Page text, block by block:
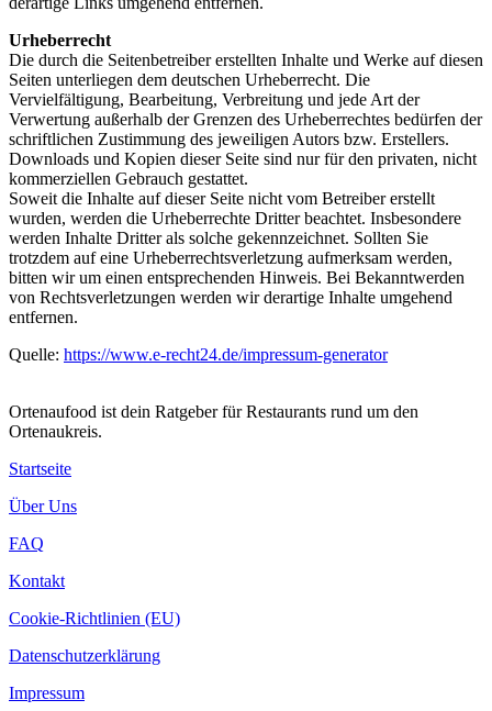
Urheberrecht
Die durch die Seitenbetreiber erstellten Inhalte und Werke auf diesen
Seiten unterliegen dem deutschen Urheberrecht. Die
Vervielfältigung, Bearbeitung, Verbreitung und jede Art der
Verwertung außerhalb der Grenzen des Urheberrechtes bedürfen der
schriftlichen Zustimmung des jeweiligen Autors bzw. Erstellers.
Downloads und Kopien dieser Seite sind nur für den privaten, nicht
kommerziellen Gebrauch gestattet.
Soweit die Inhalte auf dieser Seite nicht vom Betreiber erstellt
wurden, werden die Urheberrechte Dritter beachtet. Insbesondere
werden Inhalte Dritter als solche gekennzeichnet. Sollten Sie
trotzdem auf eine Urheberrechtsverletzung aufmerksam werden,
bitten wir um einen entsprechenden Hinweis. Bei Bekanntwerden
von Rechtsverletzungen werden wir derartige Inhalte umgehend
entfernen.
Quelle: https://www.e-recht24.de/impressum-generator
Ortenaufood ist dein Ratgeber für Restaurants rund um den
Ortenaukreis.
Startseite
Über Uns
FAQ
Kontakt
Cookie-Richtlinien (EU)
Datenschutzerklärung
Impressum